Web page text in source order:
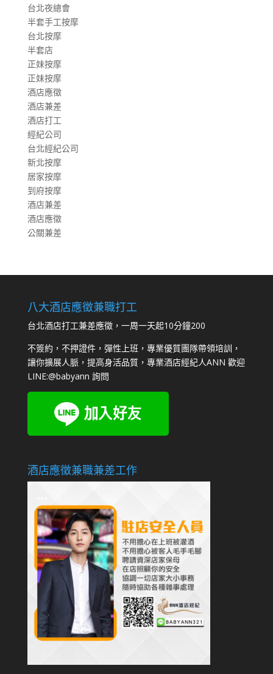
台北夜總會
半套手工按摩
台北按摩
半套店
正妹按摩
正妹按摩
酒店應徵
酒店兼差
酒店打工
經紀公司
台北經紀公司
新北按摩
居家按摩
到府按摩
酒店兼差
酒店應徵
公關兼差
八大酒店應徵兼職打工
台北酒店打工兼差應徵，一周一天起10分鐘200
不簽約，不押證件，彈性上班，專業優質團隊帶領培訓，
讓你擴展人脈，提高身活品質，專業酒店經紀人ANN 歡迎
LINE:@babyann 詢問
酒店應徵兼職兼差工作